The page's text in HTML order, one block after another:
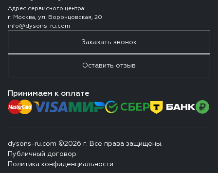
Адрес сервисного центра:
г. Москва, ул. Воронцовская, 20
info@dysons-ru.com
Заказать звонок
Оставить отзыв
Принимаем к оплате
dysons-ru.com ©2026 г. Все права защищены.
Публичный договор
Политика конфиденциальности